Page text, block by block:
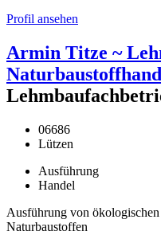
Profil ansehen
Armin Titze ~
06686
Lützen
Ausführung
Handel
Ausführung von
Naturbaustoffen